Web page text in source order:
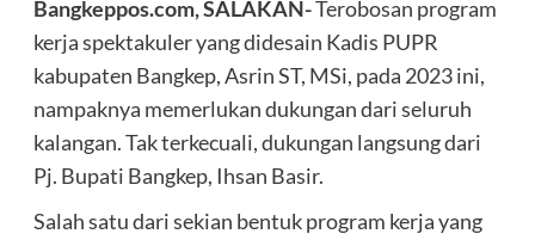
Bangkeppos.com, SALAKAN-Terobosan program
kerja spektakuler yang didesain Kadis PUPR
kabupaten Bangkep, Asrin ST, MSi, pada 2023 ini,
nampaknya memerlukan dukungan dari seluruh
kalangan. Tak terkecuali, dukungan langsung dari
Pj. Bupati Bangkep, Ihsan Basir.
Salah satu dari sekian bentuk program kerja yang